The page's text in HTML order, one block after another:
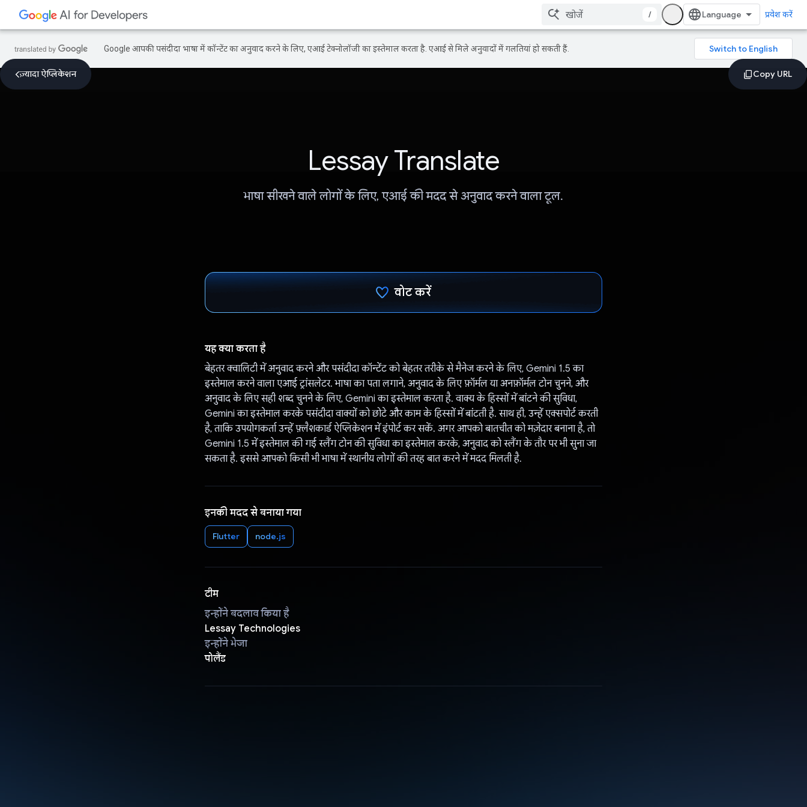
/ प्रवेश करें
Google आपकी पसंदीदा भाषा में कॉन्टेंट का अनुवाद करने के लिए, एआई टेक्नोलॉजी का इस्तेमाल करता है. एआई से मिले अनुवादों में गलतियां हो सकती हैं.
ज़्यादा ऐप्लिकेशन
Lessay Translate
भाषा सीखने वाले लोगों के लिए, एआई की मदद से अनुवाद करने वाला टूल.
वोट करें
यह क्या करता है
बेहतर क्वालिटी में अनुवाद करने और पसंदीदा कॉन्टेंट को बेहतर तरीके से मैनेज करने के लिए, Gemini 1.5 का
इस्तेमाल करने वाला एआई ट्रांसलेटर. भाषा का पता लगाने, अनुवाद के लिए फ़ॉर्मल या अनफ़ॉर्मल टोन चुनने, और
अनुवाद के लिए सही शब्द चुनने के लिए, Gemini का इस्तेमाल करता है. वाक्य के हिस्सों में बांटने की सुविधा,
Gemini का इस्तेमाल करके पसंदीदा वाक्यों को छोटे और काम के हिस्सों में बांटती है. साथ ही, उन्हें एक्सपोर्ट करती
है, ताकि उपयोगकर्ता उन्हें फ़्लैशकार्ड ऐप्लिकेशन में इंपोर्ट कर सकें. अगर आपको बातचीत को मज़ेदार बनाना है, तो
Gemini 1.5 में इस्तेमाल की गई स्लैंग टोन की सुविधा का इस्तेमाल करके, अनुवाद को स्लैंग के तौर पर भी सुना जा
सकता है. इससे आपको किसी भी भाषा में स्थानीय लोगों की तरह बात करने में मदद मिलती है.
इनकी मदद से बनाया गया
Flutter node.js
टीम
इन्होंने बदलाव किया है
Lessay Technologies
इन्होंने भेजा
पोलैंड